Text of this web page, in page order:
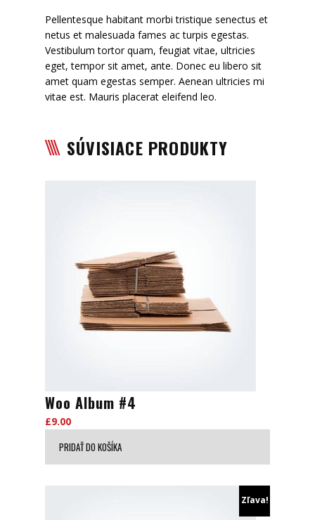
Pellentesque habitant morbi tristique senectus et
netus et malesuada fames ac turpis egestas.
Vestibulum tortor quam, feugiat vitae, ultricies
eget, tempor sit amet, ante. Donec eu libero sit
amet quam egestas semper. Aenean ultricies mi
vitae est. Mauris placerat eleifend leo.
SÚVISIACE PRODUKTY
Woo Album #4
£9.00
PRIDAŤ DO KOŠÍKA
Zľava!